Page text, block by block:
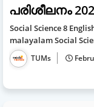
പരിശീലനം
Social Science 8
malayalam Social
TUMs